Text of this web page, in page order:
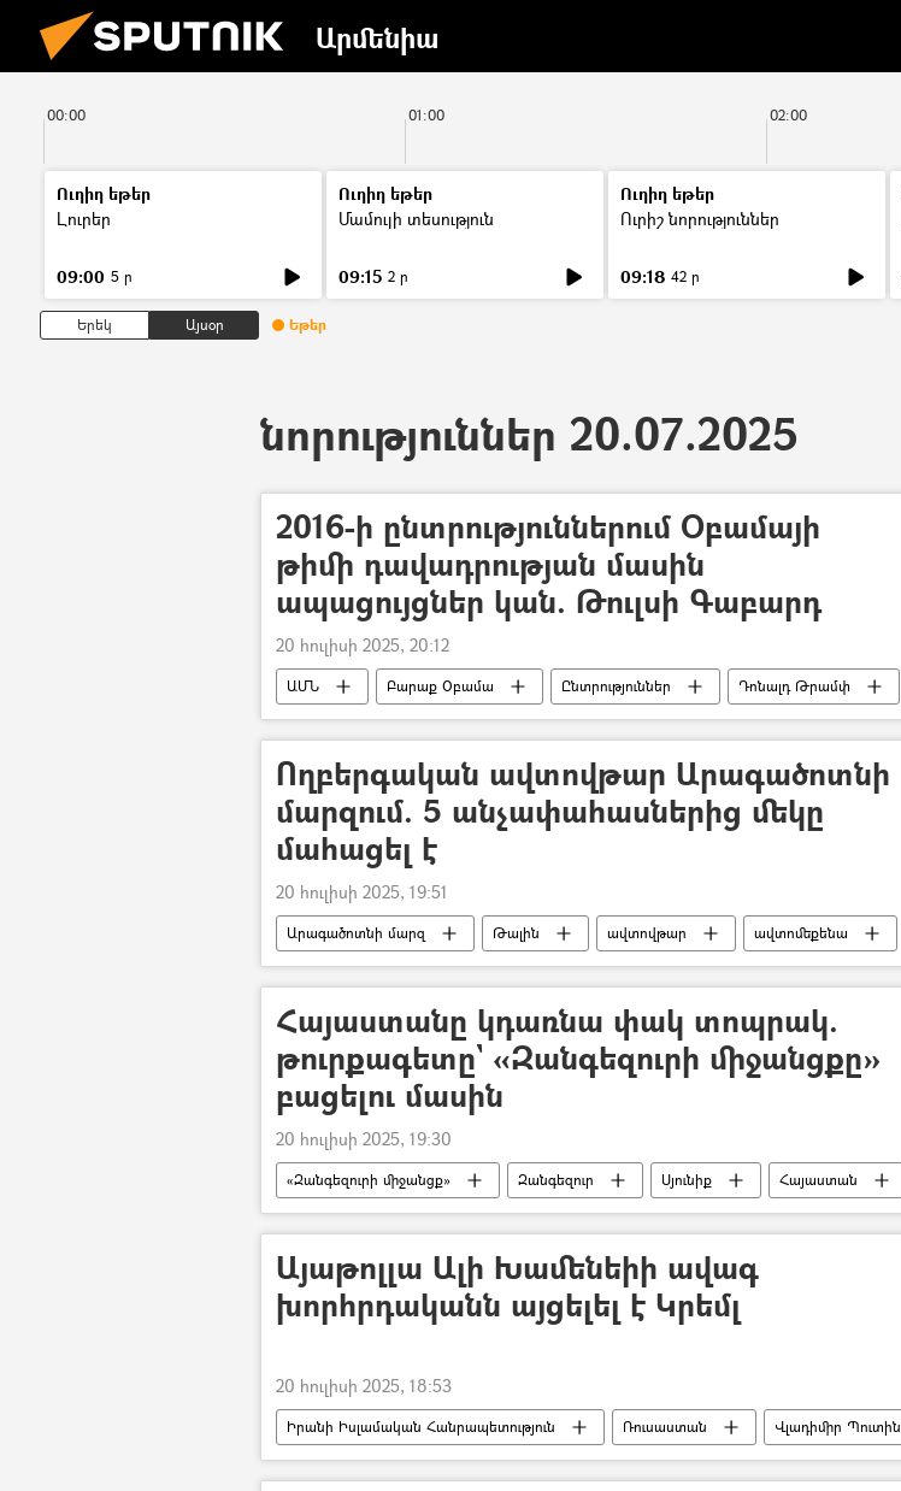
Արմենիա
00:00 01:00 02:00
Ուղիղ եթեր
Լուրեր
09:00 5 ր
Ուղիղ եթեր
Մամուլի տեսություն
09:15 2 ր
Ուղիղ եթեր
Ուրիշ նորություններ
09:18 42 ր
Երեկ Այսօր Եթեր
նորություններ 20.07.2025
2016-ի ընտրություններում Օբամայի
թիմի դավադրության մասին
ապացույցներ կան. Թուլսի Գաբարդ
20 հուլիսի 2025, 20:12
ԱՄՆ Բարաք Օբամա Ընտրություններ Դոնալդ Թրամփ
Ողբերգական ավտովթար Արագածոտնի
մարզում. 5 անչափահասներից մեկը
մահացել է
20 հուլիսի 2025, 19:51
Արագածոտնի մարզ Թալին ավտովթար ավտոմեքենա
Զոհ
Հայաստանը կդառնա փակ տոպրակ.
թուրքագետը` «Զանգեզուրի միջանցքը»
բացելու մասին
20 հուլիսի 2025, 19:30
«Զանգեզուրի միջանցք» Զանգեզուր Սյունիք Հայաստան
Թուրքիա
պանթուրքիզմ Ռուբեն Մելքոնյան (թուրքագետ)
Այաթոլլա Ալի Խամենեիի ավագ
խորհրդականն այցելել է Կրեմլ
20 հուլիսի 2025, 18:53
Իրանի Իսլամական Հանրապետություն Ռուսաստան
Վլադիմիր Պուտին
Այաթոլլա Ալի Խամենեի
միջուկային ծրագիր